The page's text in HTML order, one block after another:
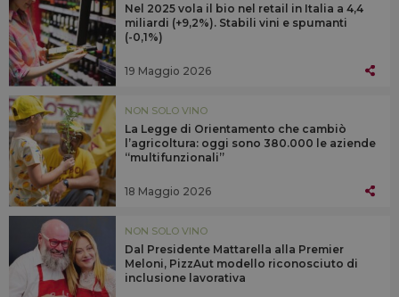
Nel 2025 vola il bio nel retail in Italia a 4,4
miliardi (+9,2%). Stabili vini e spumanti
(-0,1%)
19 Maggio 2026
NON SOLO VINO
La Legge di Orientamento che cambiò
l’agricoltura: oggi sono 380.000 le aziende
“multifunzionali”
18 Maggio 2026
NON SOLO VINO
Dal Presidente Mattarella alla Premier
Meloni, PizzAut modello riconosciuto di
inclusione lavorativa